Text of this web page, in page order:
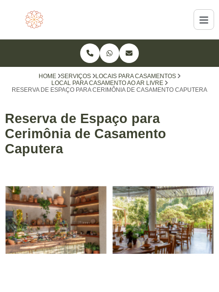
HOME SERVIÇOS
LOCAIS PARA CASAMENTOS
LOCAL PARA CASAMENTO AO AR LIVRE
RESERVA DE ESPAÇO PARA CERIMÔNIA DE CASAMENTO CAPUTERA
Reserva de Espaço para
Cerimônia de Casamento
Caputera